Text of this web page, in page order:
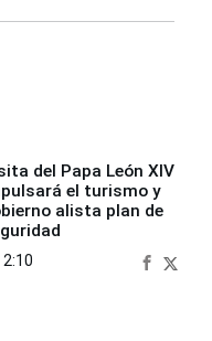
del Papa León XIV
el turismo y
alista plan de
2:10